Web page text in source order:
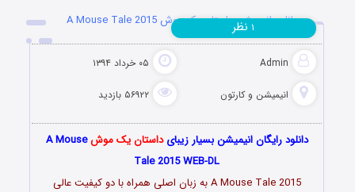
دانلود انیمیشن داستان یک موش A Mouse Tale 2015
Admin ۰۵ خرداد ۱۳۹۴
انیمیشن و کارتون ۵۶۹۲۲ بازدید
۱ نظر
دانلود رایگان انیمیشن بسیار زیبایداستان یک موش A Mouse
Tale 2015 WEB-DL
A Mouse Tale 2015 به زبان اصلی همراه با دو کیفیت عالی